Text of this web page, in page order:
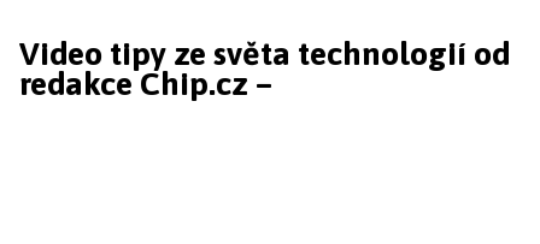
Video tipy ze světa technologií od
redakce Chip.cz –